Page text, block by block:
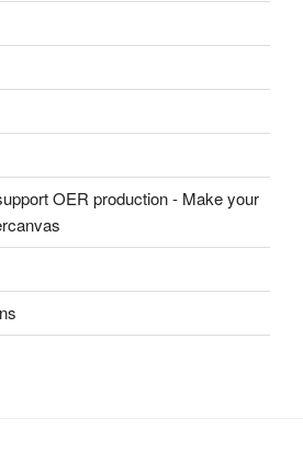
OER production - Make your